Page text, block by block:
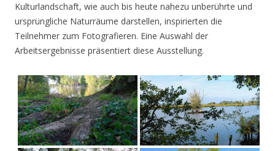
Kulturlandschaft, wie auch bis heute nahezu unberührte und
ursprüngliche Naturräume darstellen, inspirierten die
Teilnehmer zum Fotografieren. Eine Auswahl der
Arbeitsergebnisse präsentiert diese Ausstellung.